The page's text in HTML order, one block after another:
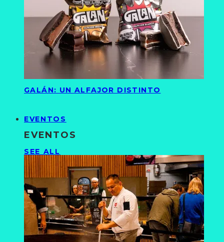
GALÁN: UN ALFAJOR DISTINTO
EVENTOS
EVENTOS
SEE ALL